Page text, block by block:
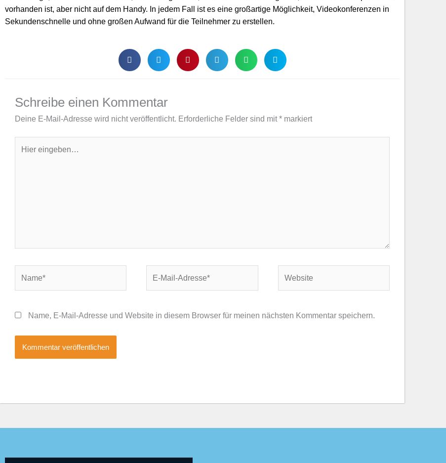
vorhanden ist, aber nicht auf dem Handy. In jedem Fall ist es eine großartige Möglichkeit, Videokonferenzen in
Sekundenschnelle und ohne großen Aufwand für die Teilnehmer zu erstellen.
Schreibe einen Kommentar
Deine E-Mail-Adresse wird nicht veröffentlicht. Erforderliche Felder sind mit* markiert
eingeben…
Mail-
Name, E-Mail-Adresse und Website in diesem Browser für meinen nächsten Kommentar speichern.